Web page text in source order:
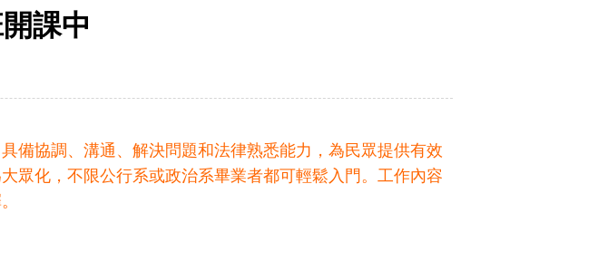
課中
備協調、溝通、解決問題和法律熟悉能力，為民眾提供有效
眾化，不限公行系或政治系畢業者都可輕鬆入門。工作內容